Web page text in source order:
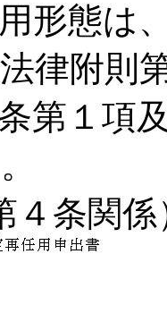
形態は
律附則
第１項
４条関係